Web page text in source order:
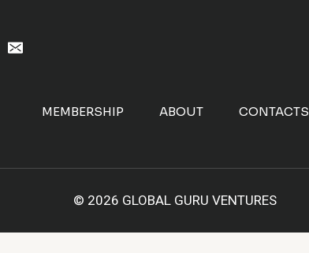
MEMBERSHIP ABOUT CONTACTS
© 2026 GLOBAL GURU VENTURES